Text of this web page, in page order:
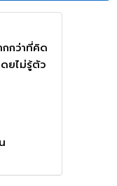
กกว่าที่คิด
ดยไม่รู้ตัว